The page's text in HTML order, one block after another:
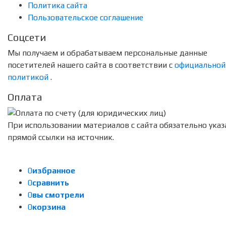
Политика сайта
Пользовательское соглашение
Соцсети
Мы получаем и обрабатываем персональные данные
посетителей нашего сайта в соответствии с официальной
политикой .
Оплата
При использовании материалов с сайта обязательно
прямой ссылки на источник.
0избранное
0сравнить
0вы смотрели
0корзина